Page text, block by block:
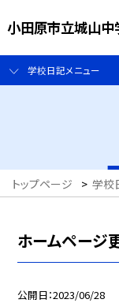
小田原市立城山中
学校日記メニュー
トップページ > 学校
ホームページ
公開日 2023/06/28